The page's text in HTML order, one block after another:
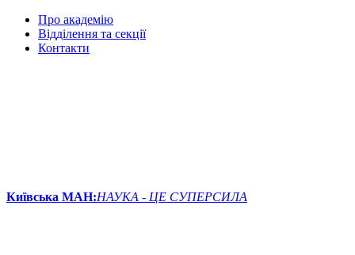
Про академію
Відділення та секції
Контакти
Київська МАН:НАУКА - ЦЕ СУПЕРСИЛА